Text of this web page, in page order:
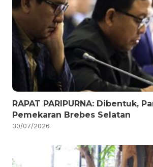
RAPAT PARIPURNA: Dibentuk,
Pemekaran Brebes Selatan
30/07/2026